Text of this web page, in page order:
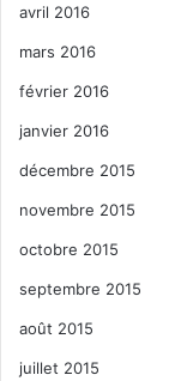
avril 2016
mars 2016
février 2016
janvier 2016
décembre 2015
novembre 2015
octobre 2015
septembre 2015
août 2015
juillet 2015